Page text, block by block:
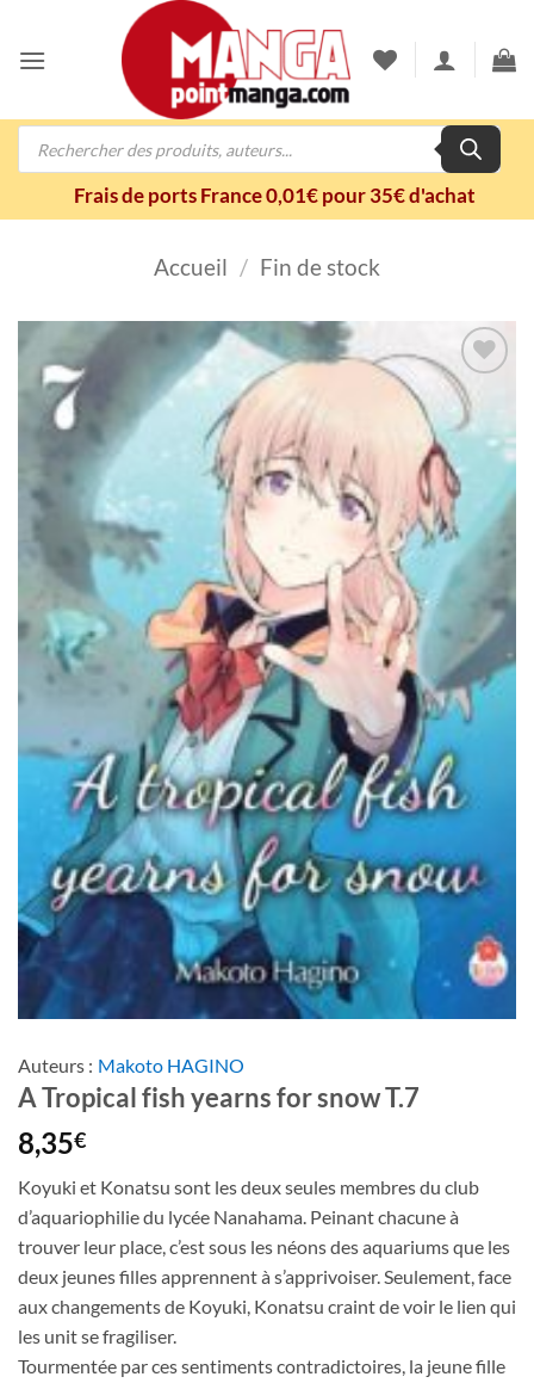
contenu
Recherche
Frais de ports France 0,01€ pour 35€ d'achat
Accueil / Fin de stock
Ajouter
à la
wishlist
Auteurs : Makoto HAGINO
A Tropical fish yearns for snow T.7
8,35€
Koyuki et Konatsu sont les deux seules membres du club
d’aquariophilie du lycée Nanahama. Peinant chacune à
trouver leur place, c’est sous les néons des aquariums que les
deux jeunes filles apprennent à s’apprivoiser. Seulement, face
aux changements de Koyuki, Konatsu craint de voir le lien qui
les unit se fragiliser.
Tourmentée par ces sentiments contradictoires, la jeune fille